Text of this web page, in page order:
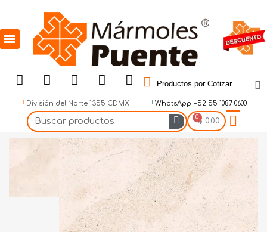
Productos por Cotizar
División del Norte 1355 CDMX WhatsApp +52 55 1087 0600
$ 0.00